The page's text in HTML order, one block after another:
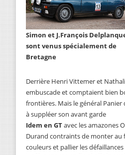
Simon et J.François
sont venus spécialement de
Bretagne
Derrière Henri Vittemer et
embuscade et comptaient bien
frontières. Mais le général
à suppléer son avant garde
Idem en GTavec les amazones
Durand contraints de monter
couleurs et pallier les défaillances